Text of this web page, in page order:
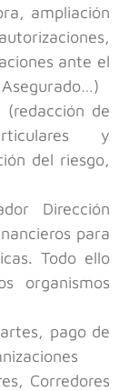
ampliación
ante el
de
y
del riesgo,
Dirección
para
Todo ello
organismos
pago de
Corredores